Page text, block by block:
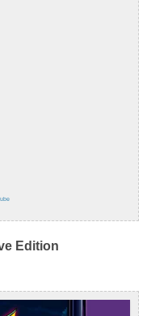
Edition